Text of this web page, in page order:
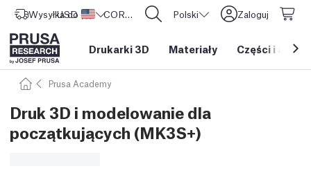
Wysyłka do Stany Zjednoczone
USD ($) CORE One L: Już w sprzedaży! Polski Zaloguj
Drukarki 3D Materiały Części i
Prusa Academy
Druk 3D i modelowanie dla
początkujących (MK3S+)